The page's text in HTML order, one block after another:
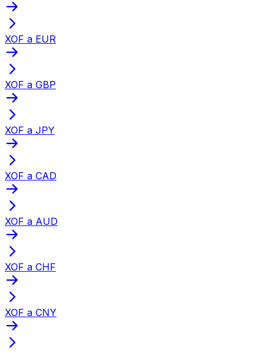
XOF a EUR
XOF a GBP
XOF a JPY
XOF a CAD
XOF a AUD
XOF a CHF
XOF a CNY